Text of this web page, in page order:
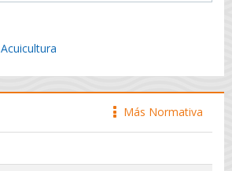
Acuicultura
icono
Más Normativa